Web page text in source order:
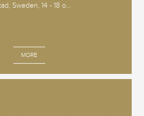
Sweden, 14 - 18 o...
MORE